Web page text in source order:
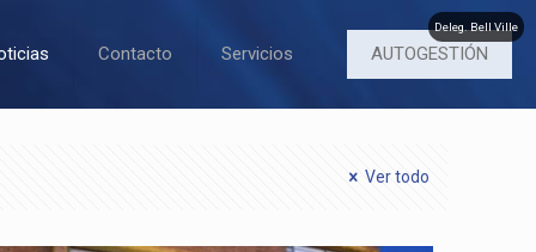
Contacto Servicios AUTOGESTIÓN
Ver todo
Deleg. Bell Ville